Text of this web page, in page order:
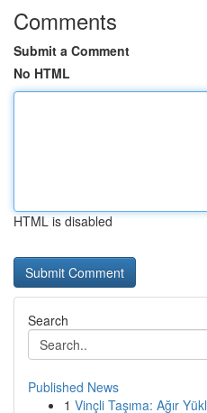
Comments
Submit a Comment
No HTML
HTML is disabled
Search
Published News
1 Vinçli Taşıma: Ağır